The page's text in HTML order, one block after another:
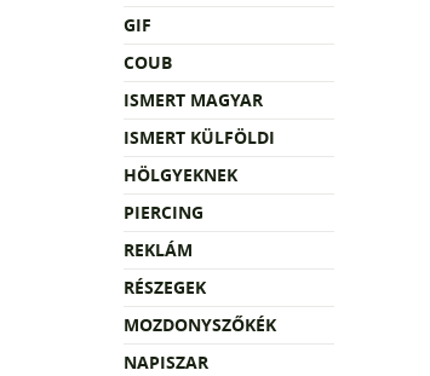
GIF
COUB
ISMERT MAGYAR
ISMERT KÜLFÖLDI
HÖLGYEKNEK
PIERCING
REKLÁM
RÉSZEGEK
MOZDONYSZŐKÉK
NAPISZAR